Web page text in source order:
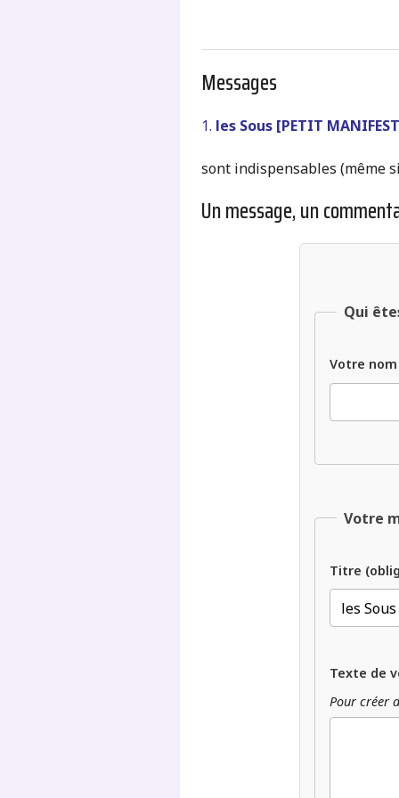
Messages
1. les Sous [PETIT
sont indispensables (même
Un message, un
Qui
Votre nom
Votre
Titre
Texte de
Pour créer